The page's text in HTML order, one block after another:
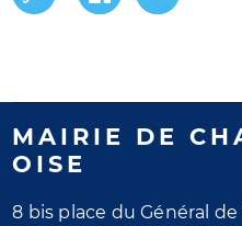
MAIRIE DE
OISE
8 bis place du Général de